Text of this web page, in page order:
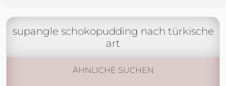
supangle schokopudding nach türkische
art
ÄHNLICHE SUCHEN